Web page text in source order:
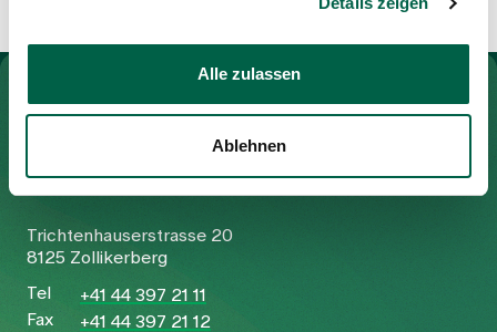
Alle zulassen
Ablehnen
To Gesundheitswelt Zollikerberg
Trichtenhauserstrasse 20
8125 Zollikerberg
Tel
+41 44 397 21 11
Fax
+41 44 397 21 12